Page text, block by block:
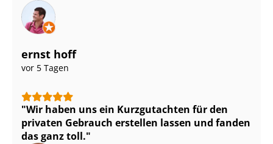
ernst hoff
vor 5 Tagen
Wir haben uns ein Kurzgutachten für den
privaten Gebrauch erstellen lassen und fanden
das ganz toll.